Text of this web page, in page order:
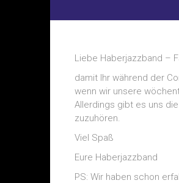
Liebe Haberjazzband –
damit Ihr während der
wenn wir unsere
Allerdings gibt es uns
zuzuhören.
Viel Spaß
Eure Haberjazzband
PS: Wir haben schon